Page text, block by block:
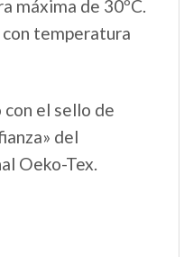
máxima de 30ºC.
con temperatura
el sello de
del
Oeko-Tex.